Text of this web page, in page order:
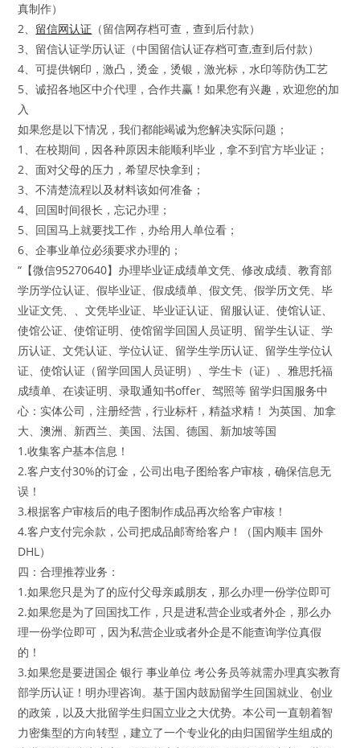
真制作）
2、 留信网认证 （留信网存档可查，查到后付款）
3、留信认证学历认证（中国留信认证存档可查,查到后付款）
4、可提供钢印，激凸，烫金，烫银，激光标，水印等防伪工艺
5、诚招各地区中介代理，合作共赢！如果您有兴趣，欢迎您的加
入
如果您是以下情况，我们都能竭诚为您解决实际问题；
1、在校期间，因各种原因未能顺利毕业，拿不到官方毕业证；
2、面对父母的压力，希望尽快拿到；
3、不清楚流程以及材料该如何准备；
4、回国时间很长，忘记办理；
5、回国马上就要找工作，办给用人单位看；
6、企事业单位必须要求办理的；
“【微信95270640】办理毕业证成绩单文凭、修改成绩、教育部
学历学位认证、假毕业证、假成绩单、假文凭、假学历文凭、毕
业证文凭、、文凭毕业证、毕业证认证、留服认证、使馆认证、
使馆公证、使馆证明、使馆留学回国人员证明、留学生认证、学
历认证、文凭认证、学位认证、留学生学历认证、留学生学位认
证、使馆认证（留学回国人员证明）、学生卡（证）、雅思托福
成绩单、在读证明、录取通知书offer、驾照等 留学归国服务中
心：实体公司，注册经营，行业标杆，精益求精！ 为英国、加拿
大、澳洲、新西兰、美国、法国、德国、新加坡等国
1.收集客户基本信息！
2.客户支付30%的订金，公司出电子图给客户审核，确保信息无
误！
3.根据客户审核后的电子图制作成品再次给客户审核！
4.客户支付完余款，公司把成品邮寄给客户！（国内顺丰 国外
DHL）
四：合理推荐业务：
1.如果您只是为了的应付父母亲戚朋友，那么办理一份学位即可
2.如果您是为了回国找工作，只是进私营企业或者外企，那么办
理一份学位即可，因为私营企业或者外企是不能查询学位真假
的！
3.如果您是要进国企 银行 事业单位 考公务员等就需办理真实教育
部学历认证！明办理咨询。基于国内鼓励留学生回国就业、创业
的政策，以及大批留学生归国立业之大优势。本公司一直朝着智
力密集型的方向转型，建立了一个专业化的由归国留学生组成的